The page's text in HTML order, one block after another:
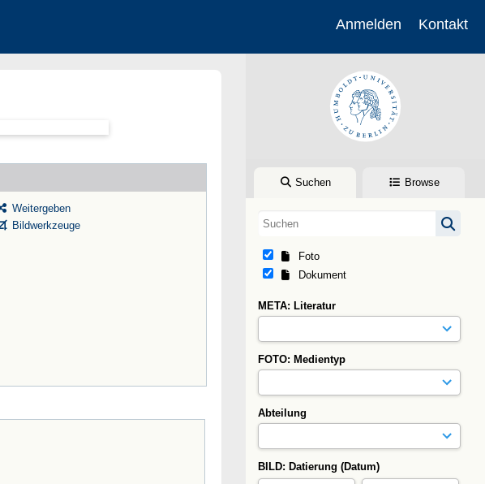
Anmelden Kontakt
Suchen Browse
Foto
Dokument
META: Literatur
FOTO: Medientyp
Abteilung
BILD: Datierung (Datum)
Weitergeben
Bildwerkzeuge